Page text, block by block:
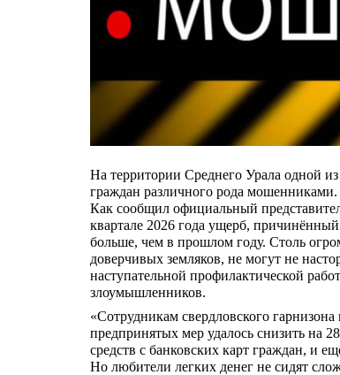
На территории Среднего Урала одной
граждан различного рода мошенниками.
Как сообщил официальный
квартале 2026 года ущерб,
больше, чем в прошлом году. Столь
доверчивых земляков, не могут не
наступательной профилактической
злоумышленников.
«Сотрудникам свердловского
предпринятых мер удалось снизить на
средств с банковских карт граждан, и
Но любители легких денег не сидят